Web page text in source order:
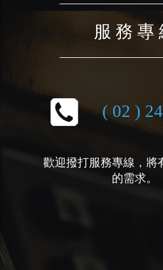
服 務 專
( 02 )
歡迎撥打服務專線，將
的需求。